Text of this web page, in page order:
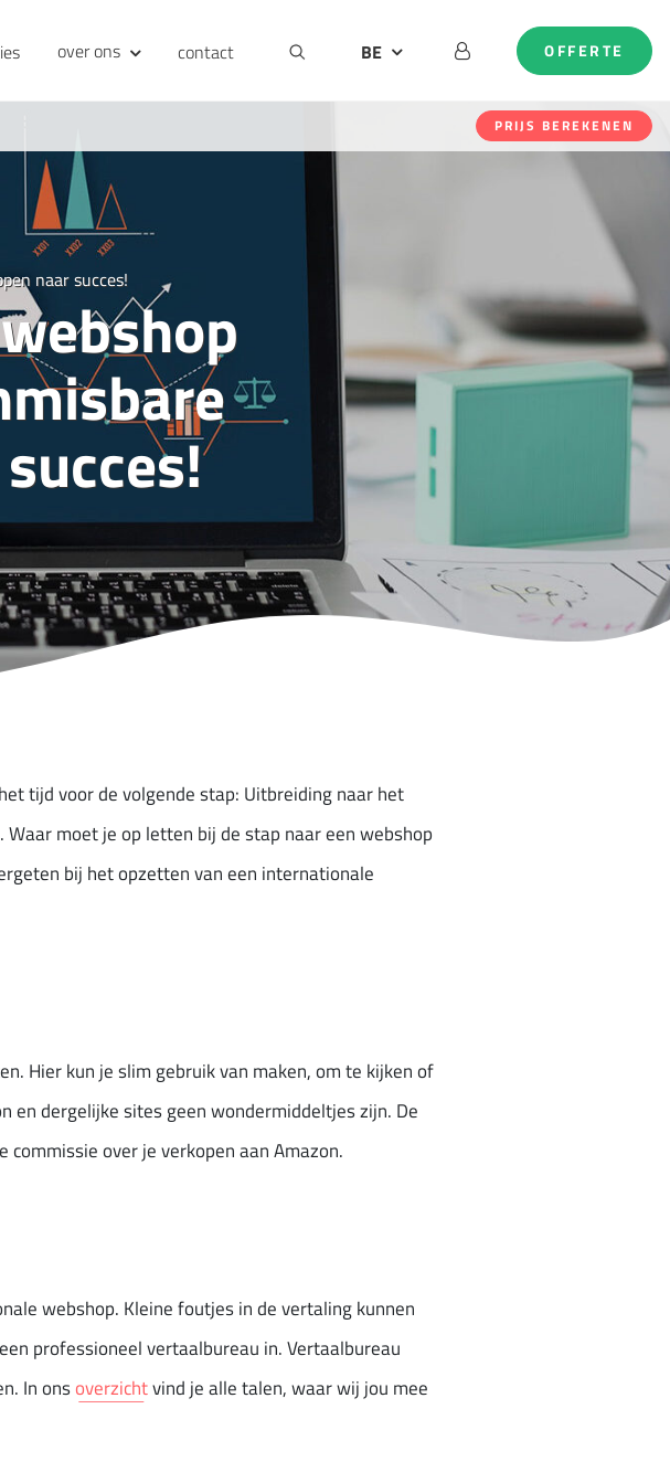
over ons contact
BE
NL
OFFERTE
PRIJS BEREKENEN
naar succes!
tijd voor de volgende stap: Uitbreiding naar het
moet je op letten bij de stap naar een webshop
bij het opzetten van een internationale
Hier kun je slim gebruik van maken, om te kijken of
en dergelijke sites geen wondermiddeltjes zijn. De
over je verkopen aan Amazon.
webshop. Kleine foutjes in de vertaling kunnen
professioneel vertaalbureau in. Vertaalbureau
In onsoverzichtvind je alle talen, waar wij jou mee